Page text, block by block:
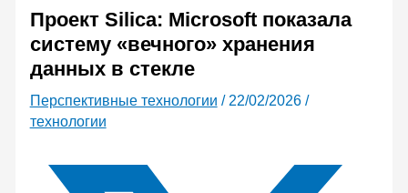
Проект Silica: Microsoft показала
систему «вечного» хранения
данных в стекле
Перспективные технологии / 22/02/2026 /
технологии